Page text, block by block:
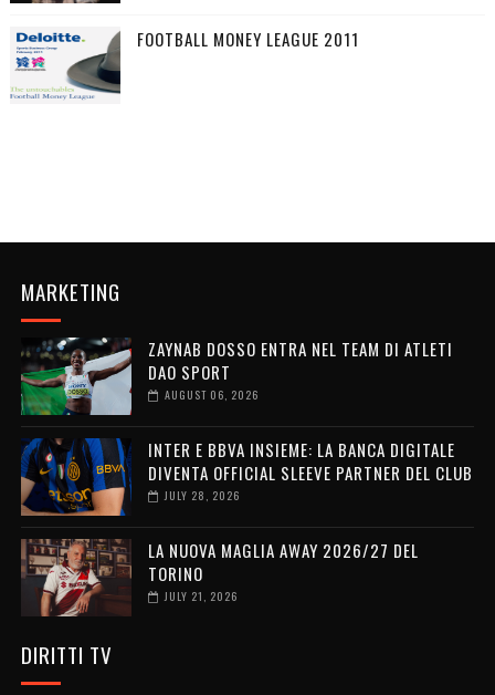
FOOTBALL MONEY LEAGUE 2011
MARKETING
ZAYNAB DOSSO ENTRA NEL TEAM DI ATLETI
DAO SPORT
AUGUST 06, 2026
INTER E BBVA INSIEME: LA BANCA DIGITALE
DIVENTA OFFICIAL SLEEVE PARTNER DEL CLUB
JULY 28, 2026
LA NUOVA MAGLIA AWAY 2026/27 DEL
TORINO
JULY 21, 2026
DIRITTI TV